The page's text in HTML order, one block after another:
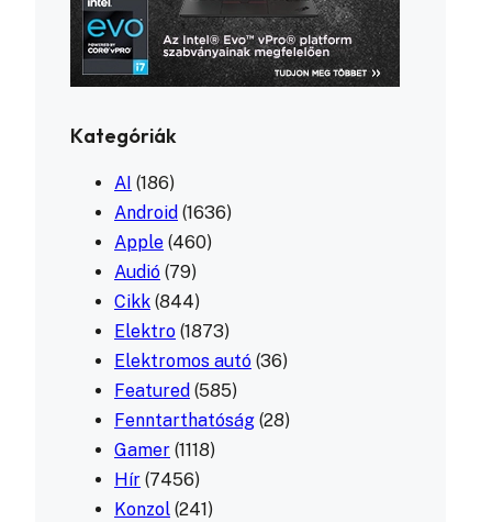
Kategóriák
AI (186)
Android (1636)
Apple (460)
Audió (79)
Cikk (844)
Elektro (1873)
Elektromos autó (36)
Featured (585)
Fenntarthatóság (28)
Gamer (1118)
Hír (7456)
Konzol (241)